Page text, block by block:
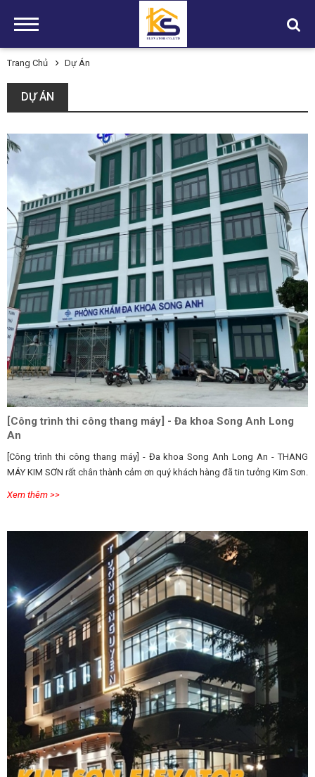
Trang Chủ Dự Án
DỰ ÁN
[Công trình thi công thang máy] - Đa khoa Song Anh Long
An
[Công trình thi công thang máy] - Đa khoa Song Anh Long An - THANG
MÁY KIM SƠN rất chân thành cảm ơn quý khách hàng đã tin tưởng Kim Sơn.
Xem thêm >>